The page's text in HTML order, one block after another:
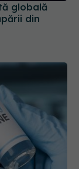
globală
din